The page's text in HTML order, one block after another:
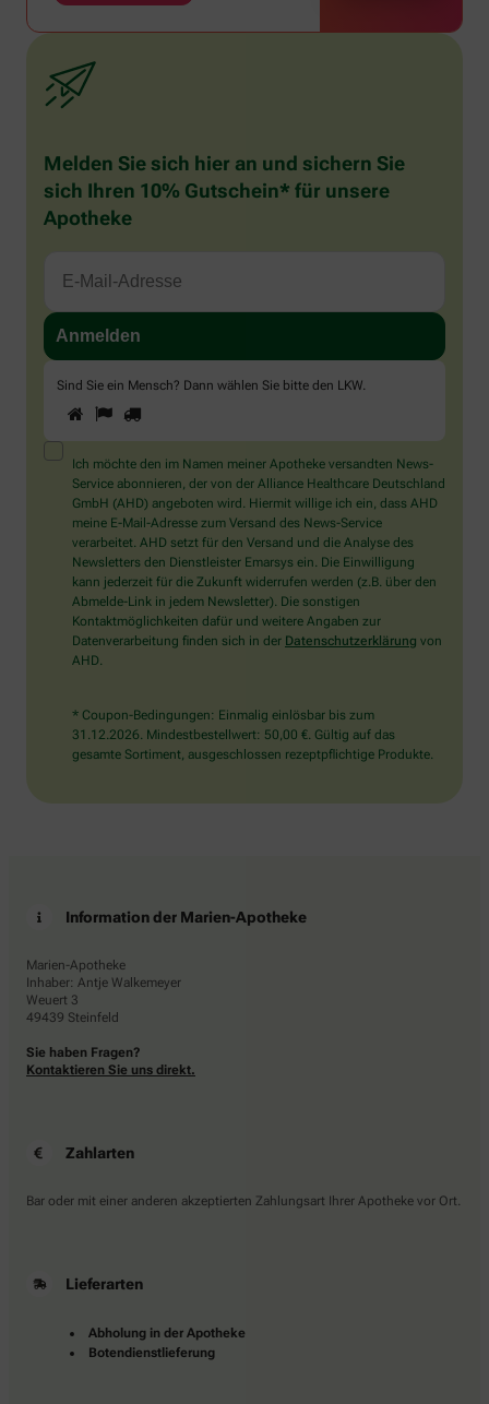
Melden Sie sich hier an und sichern Sie
sich Ihren 10% Gutschein* für unsere
Apotheke
Sind Sie ein Mensch? Dann wählen Sie bitte den LKW
Sie
ein
Mensch?
Dann
wählen
Sie
bitte
den
LKW.
1 2
Ich möchte den im Namen meiner Apotheke versandten News-
Service abonnieren, der von der Alliance Healthcare Deutschland
GmbH (AHD) angeboten wird. Hiermit willige ich ein, dass AHD
meine E-Mail-Adresse zum Versand des News-Service
verarbeitet. AHD setzt für den Versand und die Analyse des
Newsletters den Dienstleister Emarsys ein. Die Einwilligung
kann jederzeit für die Zukunft widerrufen werden (z.B. über den
Abmelde-Link in jedem Newsletter). Die sonstigen
Kontaktmöglichkeiten dafür und weitere Angaben zur
Datenverarbeitung finden sich in der Datenschutzerklärung von
AHD.
* Coupon-Bedingungen: Einmalig einlösbar bis zum
31.12.2026. Mindestbestellwert: 50,00 €. Gültig auf das
gesamte Sortiment, ausgeschlossen rezeptpflichtige Produkte.
Information der Marien-Apotheke
Marien-Apotheke
Inhaber: Antje Walkemeyer
Weuert 3
49439 Steinfeld
Sie haben Fragen?
Kontaktieren Sie uns direkt.
Zahlarten
Bar oder mit einer anderen akzeptierten Zahlungsart Ihrer Apotheke vor Ort.
Lieferarten
Abholung in der Apotheke
Botendienstlieferung